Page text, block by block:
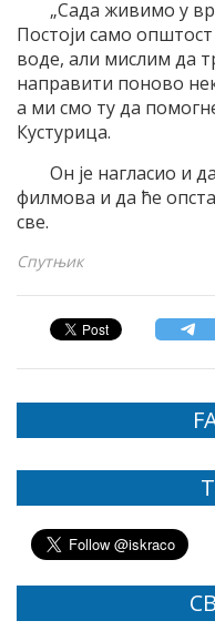
„Сада живимо у
Постоји само
воде, али мислим да
направити поново
а ми смо ту да
Кустурица.
Он је нагласио и
филмова и да ће
све.
Спутњик